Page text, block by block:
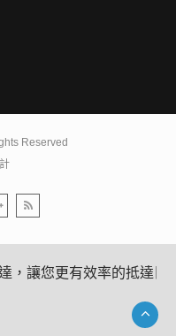
Reserved
，讓您更有效率的抵達